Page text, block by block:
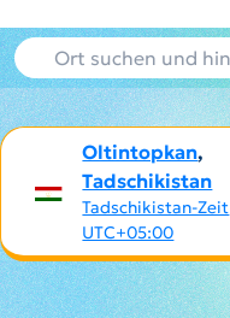
Oltintopkan,
Tadschikistan
Tadschikistan-Zeit
UTC+05:00